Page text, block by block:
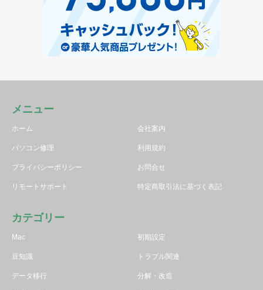
メニュー
ホーム 会社案内
パソコン修理 利用規約
プライバシーポリシー お問合せ
リモートサポート 特定商取引法に基づく表記
カテゴリー
Mac 初期設定
豆知識 トラブル関連
データ移行 分解・改造